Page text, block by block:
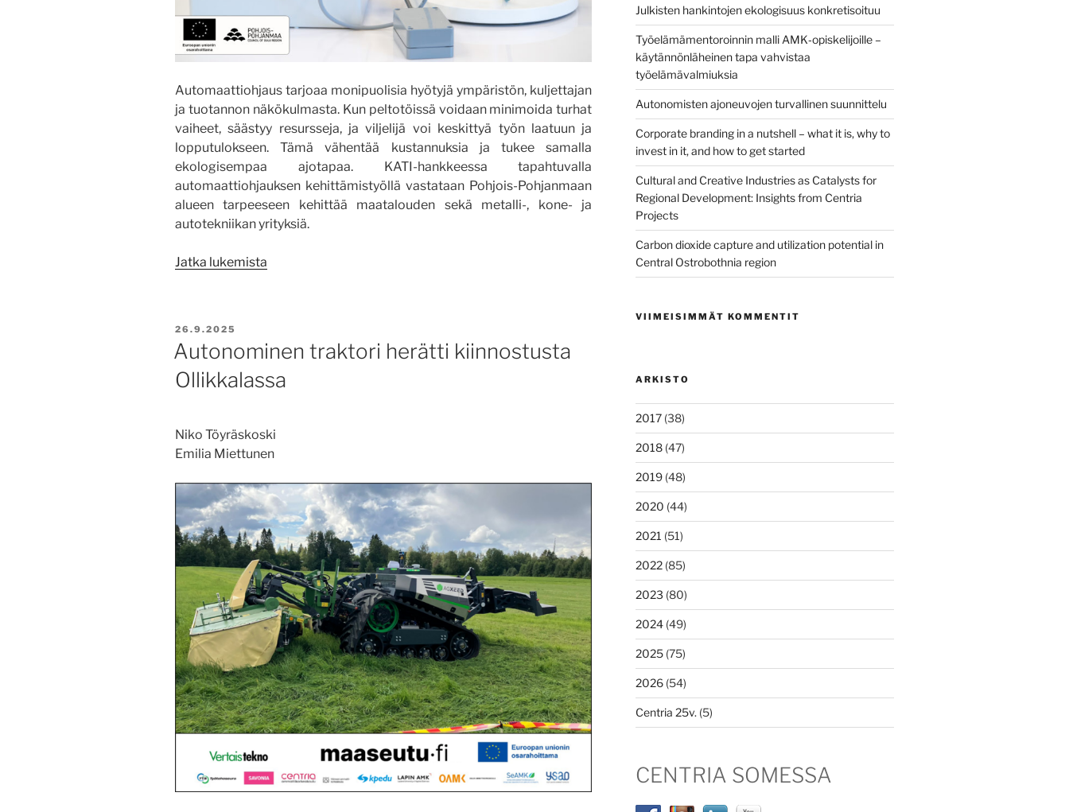
Automaattiohjaus tarjoaa monipuolisia hyötyjä ympäristön, kuljettajan
ja tuotannon näkökulmasta. Kun peltotöissä voidaan minimoida turhat
vaiheet, säästyy resursseja, ja viljelijä voi keskittyä työn laatuun ja
lopputulokseen. Tämä vähentää kustannuksia ja tukee samalla
ekologisempaa ajotapaa. KATI-hankkeessa tapahtuvalla
automaattiohjauksen kehittämistyöllä vastataan Pohjois-Pohjanmaan
alueen tarpeeseen kehittää maatalouden sekä metalli-, kone- ja
autotekniikan yrityksiä.
Jatka lukemista
JULKAISTU
26.9.2025
Autonominen traktori herätti kiinnostusta
Ollikkalassa
Niko Töyräskoski
Emilia Miettunen
Julkisten hankintojen ekologisuus konkretisoituu
Työelämämentoroinnin malli AMK‑opiskelijoille –
käytännönläheinen tapa vahvistaa
työelämävalmiuksia
Autonomisten ajoneuvojen turvallinen suunnittelu
Corporate branding in a nutshell – what it is, why to
invest in it, and how to get started
Cultural and Creative Industries as Catalysts for
Regional Development: Insights from Centria
Projects
Carbon dioxide capture and utilization potential in
Central Ostrobothnia region
VIIMEISIMMÄT KOMMENTIT
ARKISTO
2017(38)
2018(47)
2019(48)
2020 (44)
2021 (51)
2022(85)
2023 (80)
2024(49)
2025(75)
2026(54)
Centria 25v. (5)
CENTRIA SOMESSA